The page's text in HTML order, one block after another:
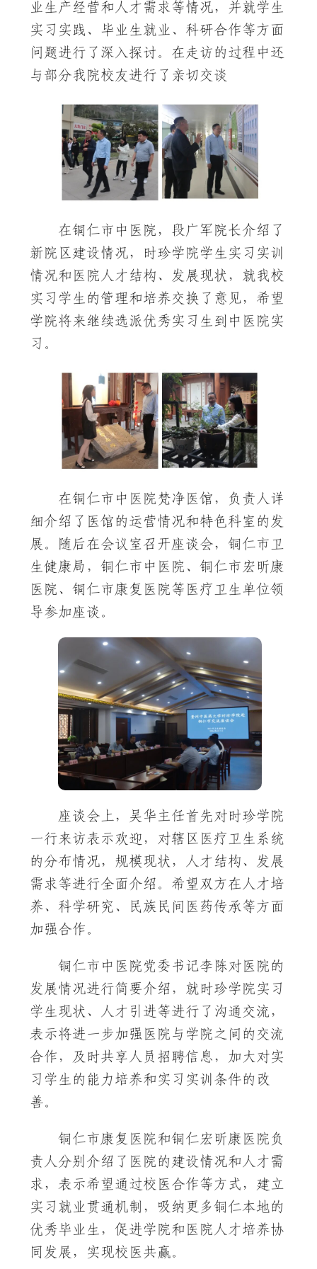
业生产经营和人才需求等情况，并就学生
实习实践、毕业生就业、科研合作等方面
问题进行了深入探讨。在走访的过程中还
与部分我院校友进行了亲切交谈
在铜仁市中医院，段广军院长介绍了
新院区建设情况，时珍学院学生实习实训
情况和医院人才结构、发展现状，就我校
实习学生的管理和培养交换了意见，希望
学院将来继续选派优秀实习生到中医院实
习。
在铜仁市中医院梵净医馆，负责人详
细介绍了医馆的运营情况和特色科室的发
展。随后在会议室召开座谈会，铜仁市卫
生健康局，铜仁市中医院、铜仁市宏昕康
医院、铜仁市康复医院等医疗卫生单位领
导参加座谈。
座谈会上，吴华主任首先对时珍学院
一行来访表示欢迎，对辖区医疗卫生系统
的分布情况，规模现状，人才结构、发展
需求等进行全面介绍。希望双方在人才培
养、科学研究、民族民间医药传承等方面
加强合作。
铜仁市中医院党委书记李陈对医院的
发展情况进行简要介绍，就时珍学院实习
学生现状、人才引进等进行了沟通交流，
表示将进一步加强医院与学院之间的交流
合作，及时共享人员招聘信息，加大对实
习学生的能力培养和实习实训条件的改
善。
铜仁市康复医院和铜仁宏昕康医院负
责人分别介绍了医院的建设情况和人才需
求，表示希望通过校医合作等方式，建立
实习就业贯通机制，吸纳更多铜仁本地的
优秀毕业生，促进学院和医院人才培养协
同发展，实现校医共赢。